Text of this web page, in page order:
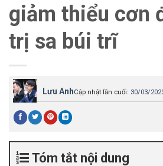
giảm thiểu cơn
trị sa búi trĩ
Lưu AnhCập nhật lần cuối: 30/03/
Tóm tắt nội dung